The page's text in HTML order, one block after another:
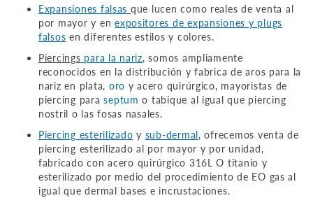
Expansiones falsas que lucen como reales de venta al
por mayor y enexpositores de expansiones y plugs
falsos en diferentes estilos y colores.
Piercings para la nariz, somos ampliamente
reconocidos en la distribución y fabrica de aros para la
nariz en plata, oro y acero quirúrgico, mayoristas de
piercing paraseptum o tabique al igual que piercing
nostril o las fosas nasales.
Piercing esterilizado y sub-dermal, ofrecemos venta de
piercing esterilizado al por mayor y por unidad,
fabricado con acero quirúrgico 316L O titanio y
esterilizado por medio del procedimiento de EO gas al
igual que dermal bases e incrustaciones.